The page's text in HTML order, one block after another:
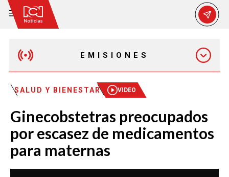
EMISIONES
EMISIÓN 12:30 PM
EMISIÓN 7:00 PM
SALUD Y BIENESTAR VIDEO
Ginecobstetras preocupados
por escasez de medicamentos
para maternas